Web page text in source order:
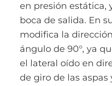
en presión estática,
boca de salida. En
modifica la
ángulo de 90°, ya
el lateral oído en
de giro de las aspas